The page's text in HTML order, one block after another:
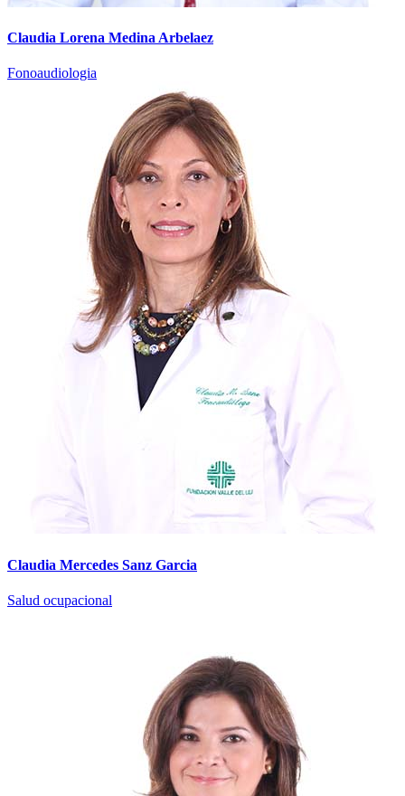
Claudia Lorena Medina Arbelaez
Fonoaudiologia
Claudia Mercedes Sanz Garcia
Salud ocupacional